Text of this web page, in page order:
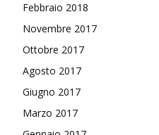
Febbraio 2018
Novembre 2017
Ottobre 2017
Agosto 2017
Giugno 2017
Marzo 2017